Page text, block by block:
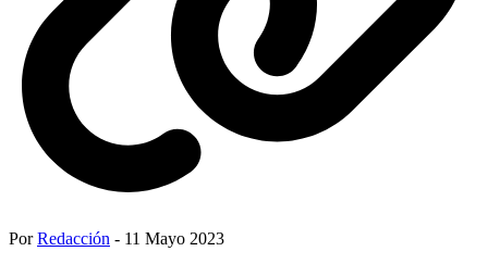
PorRedacción - 11 Mayo 2023